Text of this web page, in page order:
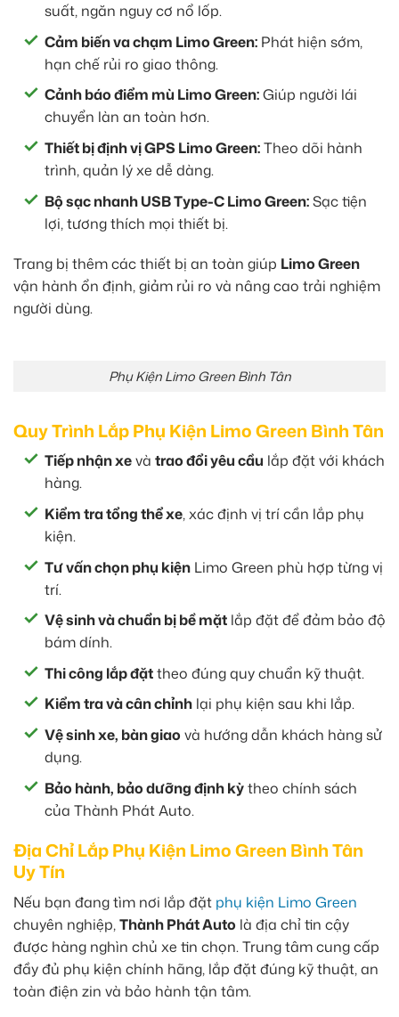
suất, ngăn nguy cơ nổ lốp.
Cảm biến va chạm Limo Green: Phát hiện sớm,
hạn chế rủi ro giao thông.
Cảnh báo điểm mù Limo Green:Giúp người lái
chuyển làn an toàn hơn.
Thiết bị định vị GPS Limo Green:Theo dõi hành
trình, quản lý xe dễ dàng.
Bộ sạc nhanh USB Type-C Limo Green:Sạc tiện
lợi, tương thích mọi thiết bị.
Trang bị thêm các thiết bị an toàn giúp Limo Green
vận hành ổn định, giảm rủi ro và nâng cao trải nghiệm
người dùng.
Phụ Kiện Limo Green Bình Tân
Quy Trình Lắp Phụ Kiện Limo Green Bình Tân
Tiếp nhận xevà trao đổi yêu cầu lắp đặt với khách
hàng.
Kiểm tra tổng thể xe, xác định vị trí cần lắp phụ
kiện.
Tư vấn chọn phụ kiện Limo Green phù hợp từng vị
trí.
Vệ sinh và chuẩn bị bề mặt lắp đặt để đảm bảo độ
bám dính.
Thi công lắp đặttheo đúng quy chuẩn kỹ thuật.
Kiểm tra và cân chỉnh lại phụ kiện sau khi lắp.
Vệ sinh xe, bàn giao và hướng dẫn khách hàng sử
dụng.
Bảo hành, bảo dưỡng định kỳtheo chính sách
của Thành Phát Auto.
Địa Chỉ Lắp Phụ Kiện Limo Green Bình Tân
Uy Tín
Nếu bạn đang tìm nơi lắp đặt phụ kiện Limo Green
chuyên nghiệp,Thành Phát Auto là địa chỉ tin cậy
được hàng nghìn chủ xe tin chọn. Trung tâm cung cấp
đầy đủ phụ kiện chính hãng, lắp đặt đúng kỹ thuật, an
toàn điện zin và bảo hành tận tâm.